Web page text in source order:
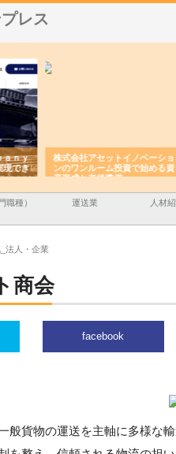
レス
株式会社アセットイノベーショ
ンのワンルーム投資で始める資
産形成と老後準備
職種） 運送業 人材
法人・企業
商会
facebook
般貨物の運送を主軸に多様な